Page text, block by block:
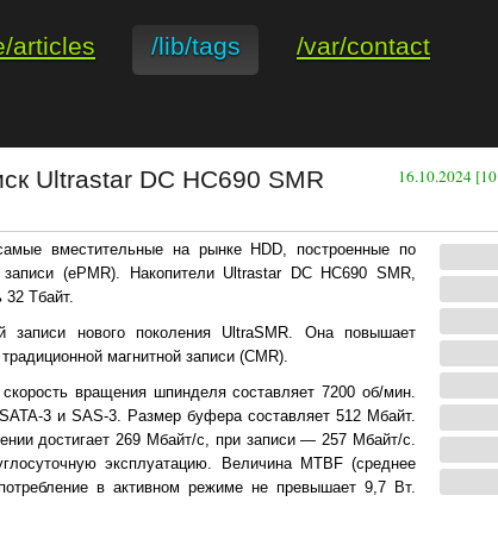
articles /lib/tags /var/contact
16.10.2024
Ultrastar DC HC690 SMR
вместительные на рынке HDD, построенные по
записи (ePMR). Накопители Ultrastar DC HC690 SMR,
32 Тбайт.
записи нового поколения UltraSMR. Она повышает
магнитной записи (CMR).
вращения шпинделя составляет 7200 об/мин.
3 и SAS-3. Размер буфера составляет 512 Мбайт.
достигает 269 Мбайт/с, при записи — 257 Мбайт/с.
эксплуатацию. Величина MTBF (среднее
в активном режиме не превышает 9,7 Вт.